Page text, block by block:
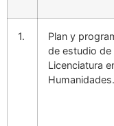
1.
Plan y
de estudio de
Licenciatura
Humanidades.